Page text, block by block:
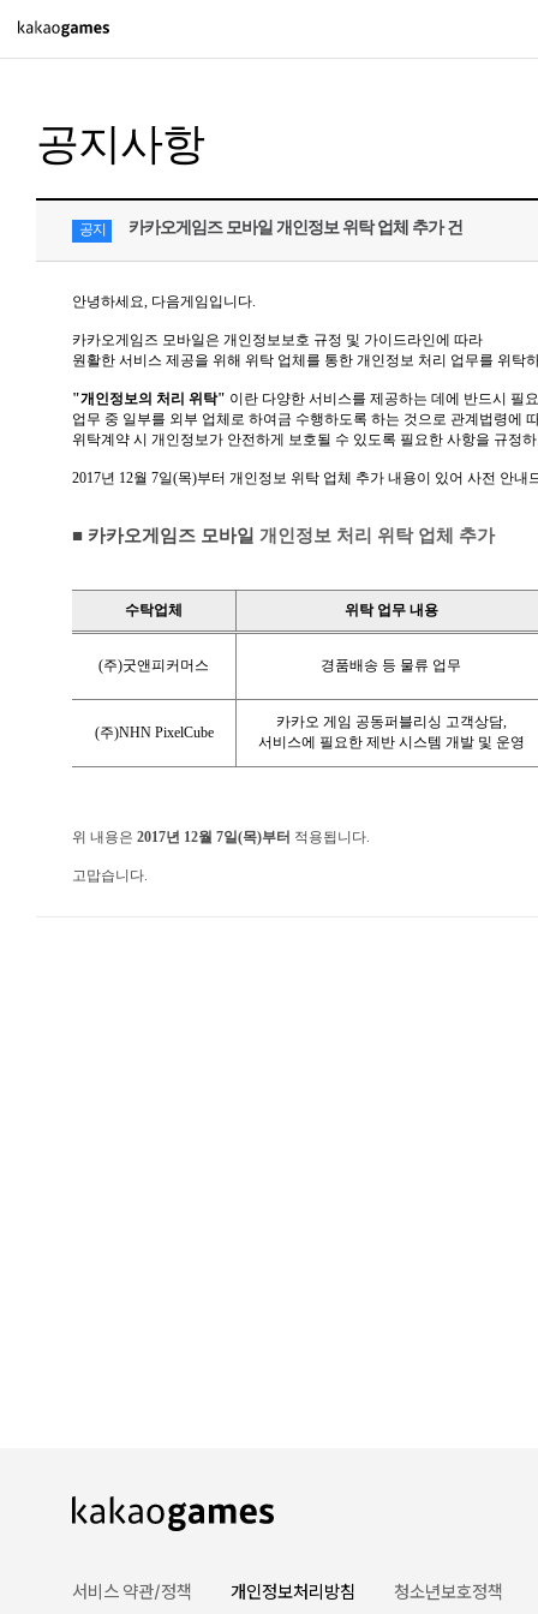
도깨비의세계
아키에이지 워
아레스 : 라이즈 오브 가디언즈
배틀그라운드
패스 오브 엑자일 2
패스 오브 엑자일
우마무스메 프리티 더비
프린세스 커넥트 Re:Dive
프렌즈팝콘
공지사항
공지 카카오게임즈 모바일 개인정보 위탁 업체 추가 건
안녕하세요, 다음게임입니다.
카카오게임즈 모바일은 개인정보보호 규정 및 가이드라인에 따라
원활한 서비스 제공을 위해 위탁 업체를 통한 개인정보 처리 업무를 위탁
"개인정보의 처리 위탁" 이란 다양한 서비스를 제공하는 데에 반드시 필
업무 중 일부를 외부 업체로 하여금 수행하도록 하는 것으로 관계법령에
위탁계약 시 개인정보가 안전하게 보호될 수 있도록 필요한 사항을 규정
2017년 12월 7일(목)부터 개인정보 위탁 업체 추가 내용이 있어 사전 안내
■ 카카오게임즈 모바일 개인정보 처리 위탁 업체 추가
수탁업체 위탁 업무 내용
(주)굿앤피커머스 경품배송 등 물류 업무
(주)NHN PixelCube
카카오 게임 공동퍼블리싱 고객상담,
서비스에 필요한 제반 시스템 개발 및 운영
위 내용은 2017년 12월 7일(목)부터 적용됩니다.
고맙습니다.
서비스 약관/정책 개인정보처리방침 청소년보호정책